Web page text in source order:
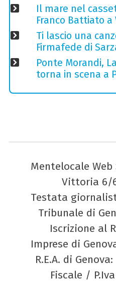
Il mare nel
Franco Battiato
Ti lascio una
Firmafede di
Ponte Morandi,
torna in scena a
Mentelocale
Vittoria 6/
Testata
Tribunale di
Iscrizione al
Imprese di
R.E.A. di
Fiscale /